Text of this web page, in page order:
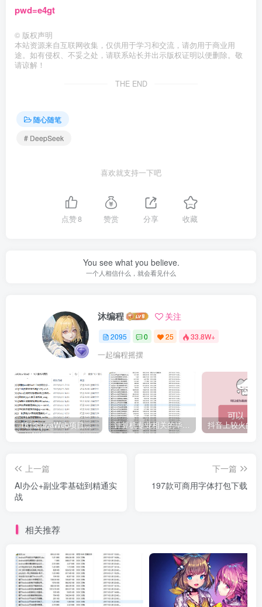
pwd=e4gt
© 版权声明
本站资源来自互联网收集，仅供用于学习和交流，请勿用于商业用
途。如有侵权、不妥之处，请联系站长并出示版权证明以便删除。敬
请谅解！
THE END
随心随笔
# DeepSeek
喜欢就支持一下吧
点赞8 赞赏 分享 收藏
You see what you believe.
一个人相信什么，就会看见什么
沐编程 关注
2095 0 25 33.8W+
一起编程摇摆
161套javaWeb项目源码免费分享 计算机专业相关的毕业设计论文合集免费下载
上一篇
AI办公+副业零基础到精通实
战
下一篇
197款可商用字体打包下载
相关推荐